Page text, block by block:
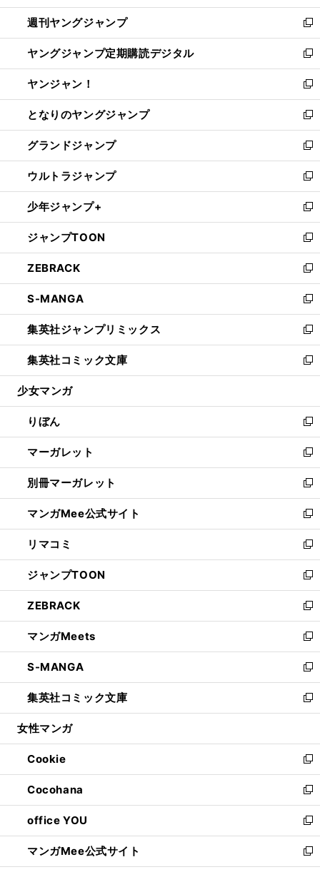
開
く
ウ
で
開
く
ン
ド
ウ
で
開
く
ウ
ィ
ン
ド
ウ
で
開
く
週刊ヤングジャンプ
新
し
い
ウ
ィ
ン
ド
ウ
で
開
く
ヤングジャンプ定期購読デジタル
新
し
い
ウ
ィ
ン
ド
ウ
で
開
く
ヤンジャン！
新
し
い
ウ
ィ
ン
ド
ウ
で
開
く
となりのヤングジャンプ
新
し
い
ウ
ィ
ン
ド
ウ
で
開
く
グランドジャンプ
新
し
い
ウ
ィ
ン
ド
ウ
で
開
く
ウルトラジャンプ
新
し
い
ウ
ィ
ン
ド
ウ
で
開
く
少年ジャンプ+
新
し
い
ウ
ィ
ン
ド
ウ
で
開
く
ジャンプTOON
新
し
い
ウ
ィ
ン
ド
ウ
で
開
ZEBRACK
新
し
い
ウ
ィ
ン
ド
ウ
開
く
S-MANGA
新
し
い
ウ
ィ
ン
ウ
で
開
く
集英社ジャンプリミックス
新
し
い
ウ
ン
ド
ウ
で
開
く
集英社コミック文庫
新
し
ウ
ィ
ン
ド
ウ
で
開
く
少女マンガ
りぼん
新
し
い
ウ
ィ
ン
ド
ウ
で
開
く
マーガレット
新
し
い
ウ
ィ
ン
ド
ウ
で
開
く
別冊マーガレット
新
し
い
ウ
ィ
ン
ド
ウ
で
開
く
マンガMee公式サイト
新
し
い
ウ
ィ
ン
ド
ウ
で
開
く
リマコミ
新
し
い
ウ
ィ
ン
ド
ウ
で
開
く
ジャンプTOON
新
し
い
ウ
ィ
ン
ド
ウ
で
開
ZEBRACK
新
し
い
ウ
ィ
ン
ド
ウ
開
く
マンガMeets
新
し
い
ウ
ィ
ン
ウ
で
開
く
S-MANGA
新
し
い
ウ
ン
ド
ウ
で
開
く
集英社コミック文庫
新
し
ウ
ィ
ン
ド
ウ
で
開
く
女性マンガ
Cookie
新
し
い
ウ
ィ
ン
ド
ウ
Cocohana
新
し
い
ウ
ィ
ン
office YOU
新
し
い
ウ
マンガMee公式サイト
新
し